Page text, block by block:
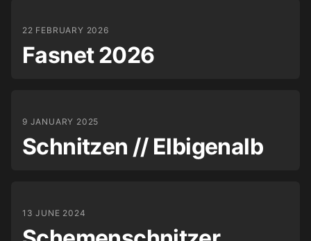
22 FEBRUARY 2026
Fasnet 2026
9 JANUARY 2025
Schnitzen // Elbigenalb
13 JUNE 2024